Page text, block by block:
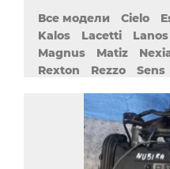
Все модели Cielo
Kalos
Lacetti Lanos
Magnus
Matiz
Rexton
Rezzo Sens